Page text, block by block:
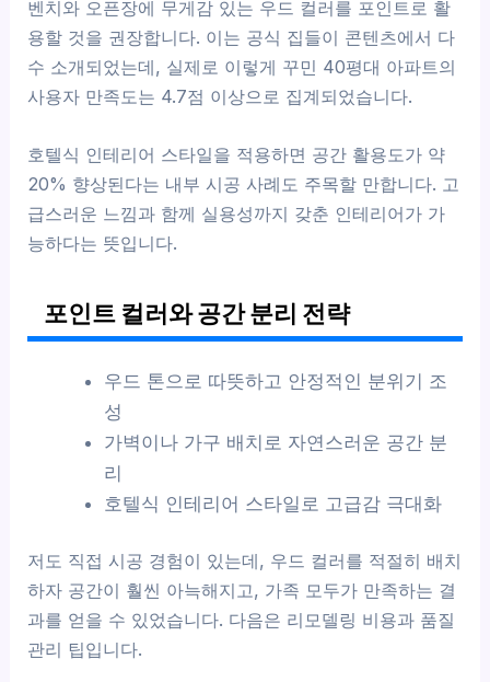
벤치와 오픈장에 무게감 있는 우드 컬러를 포인트로 활
용할 것을 권장합니다. 이는 공식 집들이 콘텐츠에서 다
수 소개되었는데, 실제로 이렇게 꾸민 40평대 아파트의
사용자 만족도는 4.7점 이상으로 집계되었습니다.
호텔식 인테리어 스타일을 적용하면 공간 활용도가 약
20% 향상된다는 내부 시공 사례도 주목할 만합니다. 고
급스러운 느낌과 함께 실용성까지 갖춘 인테리어가 가
능하다는 뜻입니다.
포인트 컬러와 공간 분리 전략
우드 톤으로 따뜻하고 안정적인 분위기 조
성
가벽이나 가구 배치로 자연스러운 공간 분
리
호텔식 인테리어 스타일로 고급감 극대화
저도 직접 시공 경험이 있는데, 우드 컬러를 적절히 배치
하자 공간이 훨씬 아늑해지고, 가족 모두가 만족하는 결
과를 얻을 수 있었습니다. 다음은 리모델링 비용과 품질
관리 팁입니다.